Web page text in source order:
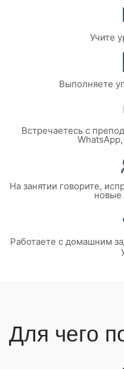
Учите
Выполняете
Встречаетесь с
На занятии говорите,
Работаете с домашним
Для чего